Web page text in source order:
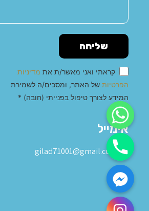
שליחה
קראתי ואני מאשר/ת את מדיניות
הפרטיות של האתר, ומסכים/ה לשמירת
המידע לצורך טיפול בפנייתי (חובה) *
Alternative:
אימייל
gilad71001@gmail.com